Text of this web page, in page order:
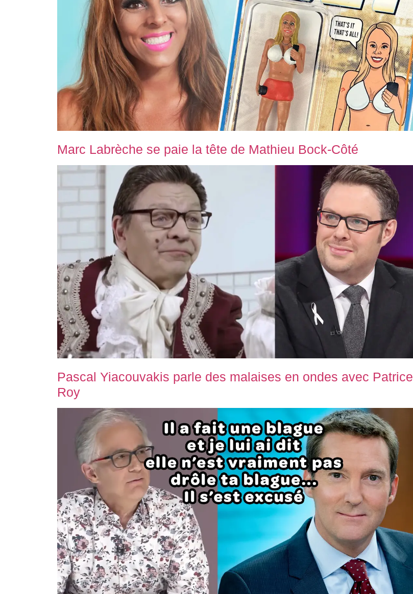
Marc Labrèche se paie la tête de Mathieu Bock-Côté
Pascal Yiacouvakis parle des malaises en ondes avec Patrice
Roy